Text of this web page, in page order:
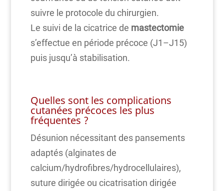
suivre le protocole du chirurgien.
Le suivi de la cicatrice de mastectomie
s’effectue en période précoce (J1–J15)
puis jusqu’à stabilisation.
Quelles sont les complications
cutanées précoces les plus
fréquentes ?
Désunion nécessitant des pansements
adaptés (alginates de
calcium/hydrofibres/hydrocellulaires),
suture dirigée ou cicatrisation dirigée